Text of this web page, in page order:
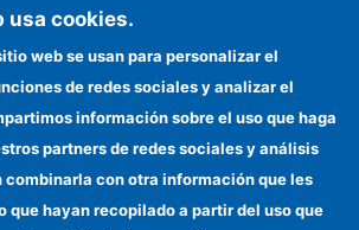
Identidad institucional
Ayudas FEDER
usa cookies.
web se usan para personalizar el
de redes sociales y analizar el
información sobre el uso que haga
partners de redes sociales y análisis
combinarla con otra información que les
que hayan recopilado a partir del uso que